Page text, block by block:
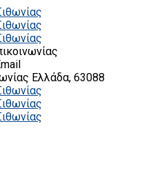
Ελλάδα, 63088